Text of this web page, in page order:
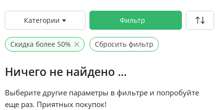
Категории Фильтр
Скидка более 50% Сбросить фильтр
Ничего не найдено ...
Выберите другие параметры в фильтре и попробуйте
еще раз. Приятных покупок!